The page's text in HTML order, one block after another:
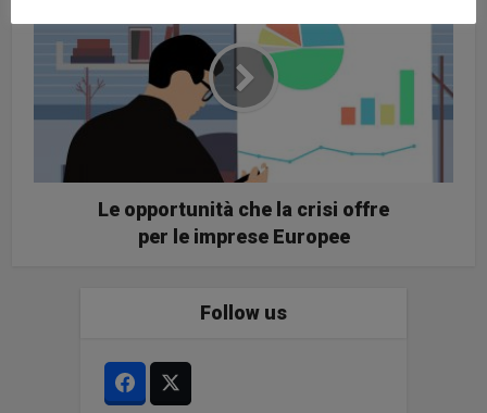
Le opportunità che la crisi offre
per le imprese Europee
Follow us